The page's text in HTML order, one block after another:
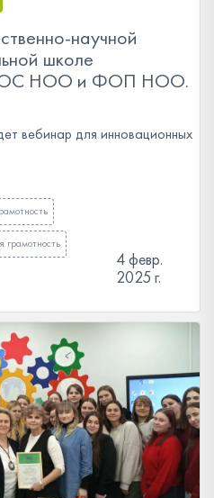
научной
школе
НОО и ФОП НОО.
вебинар для инновационных
грамотность
4 февр.
2025 г.